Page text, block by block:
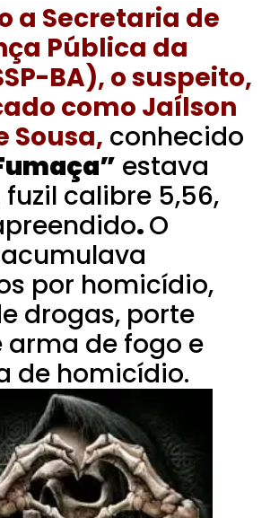
a Secretaria de
Pública da
BA), o suspeito,
como Jaílson
Sousa, conhecido
estava
calibre 5,56,
.O
por homicídio,
drogas, porte
arma de fogo e
de homicídio.